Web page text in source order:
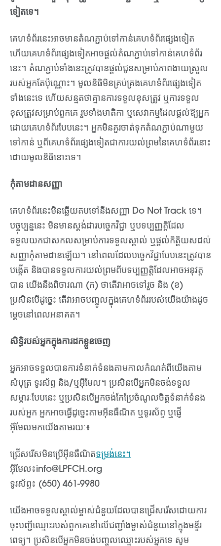
ទៀតទេ។
គេហទំព័រនេះអាចមានតំណភ្ជាប់ទៅកាន់គេហទំព័រផ្សេងទៀត
ហើយគេហទំព័រផ្សេងទៀតអាចផ្តល់តំណភ្ជាប់ទៅកាន់គេហទំព័រ
នេះ។ តំណភ្ជាប់ទាំងនេះត្រូវបានផ្តល់ជូនសម្រាប់ភាពងាយស្រួល
របស់អ្នកតែប៉ុណ្ណោះ។ មូលនិធិមិនគ្រប់គ្រងគេហទំព័រផ្សេងទៀត
ទាំងនេះទេ ហើយសន្មតថាគ្មានការទទួលខុសត្រូវ ឬការទទួល
ខុសត្រូវសម្រាប់ពួកគេ រួមទាំងមាតិកា ឬសេវាកម្មដែលផ្តល់ឱ្យអ្នក
ដោយគេហទំព័របែបនេះ។ អ្នកមិនគួរចាត់ទុកតំណភ្ជាប់ណាមួយ
ទៅកាន់ ឬពីគេហទំព័រផ្សេងទៀតជាការយល់ព្រមនៃគេហទំព័រនោះ
ដោយមូលនិធិនោះទេ។
កុំតាមដានសញ្ញា
គេហទំព័រនេះមិនឆ្លើយតបទៅនឹងសញ្ញា Do Not Track ទេ។
បច្ចុប្បន្ននេះ មិនមានស្តង់ដារបច្ចេកវិជ្ជា ឬបទប្បញ្ញត្តិដែល
ទទួលយកជាសកលសម្រាប់ការទទួលស្គាល់ ឬផ្តល់កិត្តិយសដល់
សញ្ញាកុំតាមដានឡើយ។ នៅពេលដែលបច្ចេកវិជ្ជាបែបនេះត្រូវបាន
បង្កើត និងបានទទួលការយល់ព្រមពីបទប្បញ្ញត្តិដែលអាចអនុវត្ត
បាន យើងនឹងពិចារណា (ក) ថាតើវាអាចទៅរួច និង (ខ)
ប្រសិនបើដូច្នេះ តើវាអាចបញ្ចូលក្នុងគេហទំព័ររបស់យើងយ៉ាងដូច
ម្តេចនៅពេលអនាគត។
សិទ្ធិរបស់អ្នកក្នុងការដកខ្លួនចេញ
អ្នកអាចទទួលបានការទំនាក់ទំនងតាមកាលកំណត់ពីយើងតាម
សំបុត្រ ទូរស័ព្ទ និង/ឬអ៊ីមែល។ ប្រសិនបើអ្នកមិនចង់ទទួល
សម្ភារៈបែបនេះ ឬប្រសិនបើអ្នកចង់កែប្រែចំណូលចិត្តទំនាក់ទំនង
របស់អ្នក អ្នកអាចធ្វើដូច្នេះតាមអ៊ីនធឺណិត ឬទូរស័ព្ទ ឬផ្ញើ
អ៊ីមែលមកយើងតាមរយៈ៖
ជ្រើសរើស​មិន​ប្រើ​អ៊ីនធឺណិតទម្រង់នេះ។
អ៊ីមែល៖info@LPFCH.org
ទូរស័ព្ទ៖ (650) 461-9980
យើងអាចទទួលស្គាល់ម្ចាស់ជំនួយដែលបានជ្រើសរើសដោយការ
ចុះបញ្ជីឈ្មោះរបស់ពួកគេនៅលើជញ្ជាំងម្ចាស់ជំនួយនៅក្នុងមន្ទីរ
ពេទ្យ។ ប្រសិនបើអ្នកមិនចង់បញ្ចូលឈ្មោះរបស់អ្នកទេ សូម